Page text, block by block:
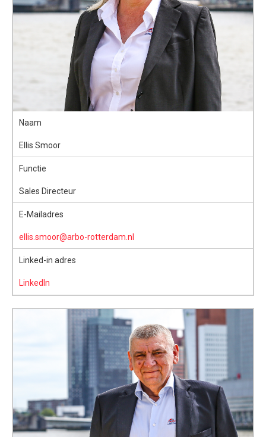
Naam
Ellis Smoor
Functie
Sales Directeur
E-Mailadres
ellis.smoor@arbo-rotterdam.nl
Linked-in adres
LinkedIn